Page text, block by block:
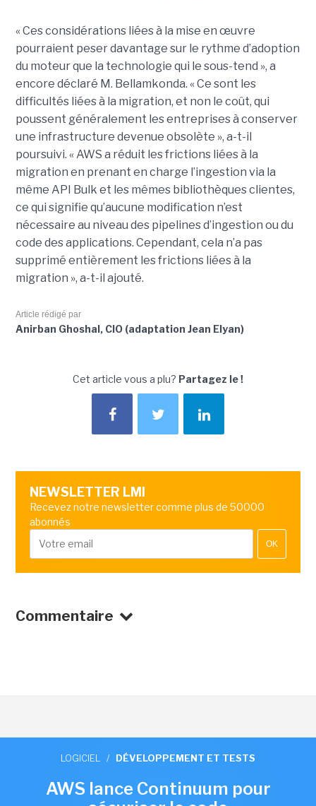
« Ces considérations liées à la mise en œuvre
pourraient peser davantage sur le rythme d’adoption
du moteur que la technologie qui le sous-tend », a
encore déclaré M. Bellamkonda. « Ce sont les
difficultés liées à la migration, et non le coût, qui
poussent généralement les entreprises à conserver
une infrastructure devenue obsolète », a-t-il
poursuivi. « AWS a réduit les frictions liées à la
migration en prenant en charge l’ingestion via la
même API Bulk et les mêmes bibliothèques clientes,
ce qui signifie qu’aucune modification n’est
nécessaire au niveau des pipelines d’ingestion ou du
code des applications. Cependant, cela n’a pas
supprimé entièrement les frictions liées à la
migration », a-t-il ajouté.
Article rédigé par
Anirban Ghoshal, CIO (adaptation Jean Elyan)
Cet article vous a plu? Partagez le !
NEWSLETTER LMI
Recevez notre newsletter comme plus de 50000
abonnés
OK
Commentaire
LOGICIEL / DÉVELOPPEMENT ET TESTS
AWS lance Continuum pour